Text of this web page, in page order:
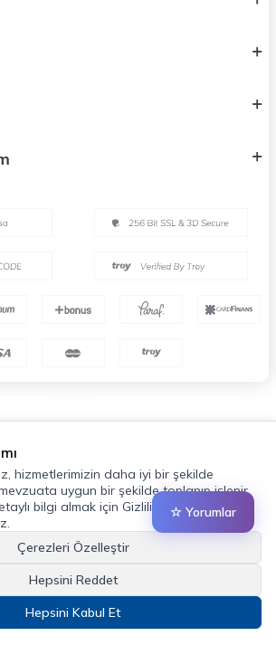
☆ Yorumlar
TicaretSistemleriyle Hazırlanmıştır.
hizmetlerimizin daha iyi bir şekilde
uygun bir şekilde toplanıp işlenir.
bilgi almak için Gizlilik Politikamızı
Çerezleri Özelleştir
Hepsini Reddet
Hepsini Kabul Et